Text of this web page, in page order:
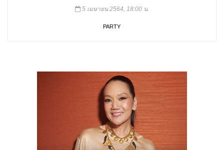
5 เมษายน 2564, 18:00 น.
PARTY